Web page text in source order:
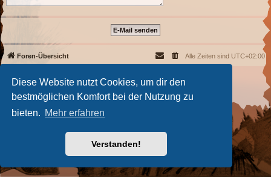
Diese Website nutzt Cookies, um dir den
bestmöglichen Komfort bei der Nutzung zu
bieten. Mehr erfahren
Verstanden!
Foren-Übersicht Alle Zeiten sind UTC+02:00
Powered by phpBB
® Forum Software © phpBB Limited
Deutsche Übersetzung durch
Datenschutz|Nutzungsbedingungen